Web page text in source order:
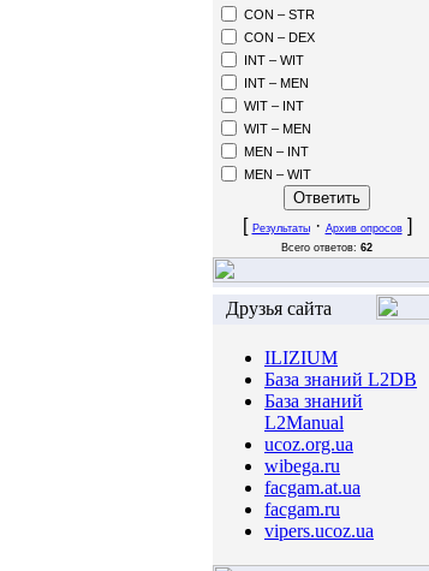
CON – STR
CON – DEX
INT – WIT
INT – MEN
WIT – INT
WIT – MEN
MEN – INT
MEN – WIT
[ Результаты· Архив опросов]
Всего ответов: 62
Друзья сайта
ILIZIUM
База знаний L2DB
База знаний
L2Manual
ucoz.org.ua
wibega.ru
facgam.at.ua
facgam.ru
vipers.ucoz.ua